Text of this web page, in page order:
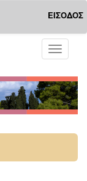
ΕΙΣΟΔΟΣ
Toggle